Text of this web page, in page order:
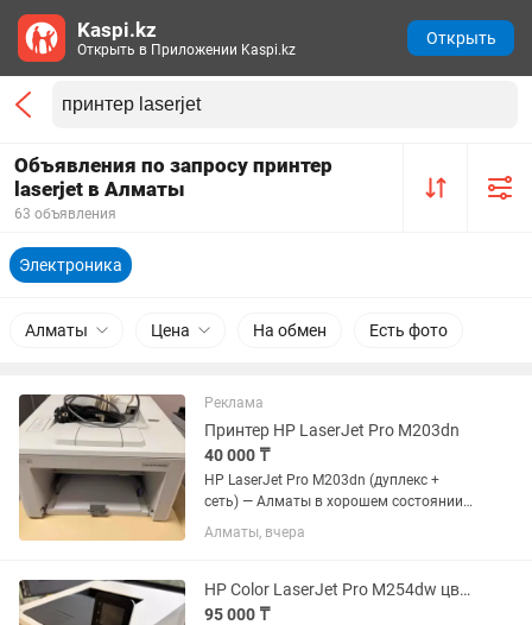
Объявления по запросу принтер
laserjet в Алматы
63 объявления
Электроника
Алматы Цена На обмен Есть фото
Реклама
Принтер HP LaserJet Pro M203dn
40 000 ₸
HP LaserJet Pro M203dn (дуплекс +
сеть) — Алматы в хорошем состоянии.
•Дуплекс •Сеть Ethernet •Полный
комплект (принтер + кабели) Всё
принтер. Цена: 40 000 тг (торг...
Алматы, вчера
HP Color LaserJet Pro M254dw цветной лазерный принтер.
95 000 ₸
Kaspi.kz
Открыть в Приложении Kaspi.kz
Открыть